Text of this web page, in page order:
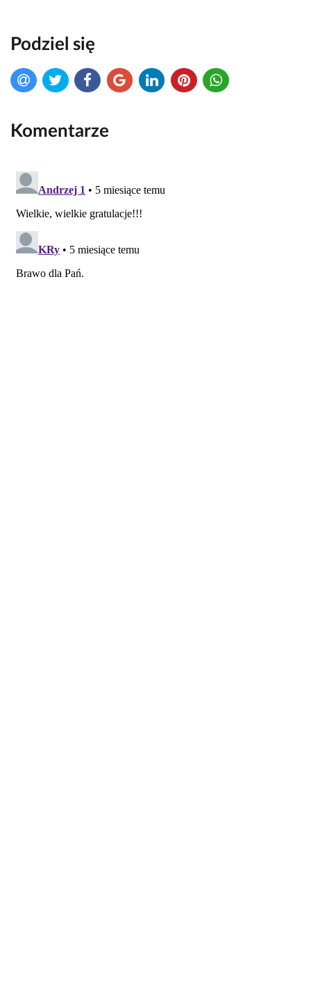
Podziel się
Komentarze